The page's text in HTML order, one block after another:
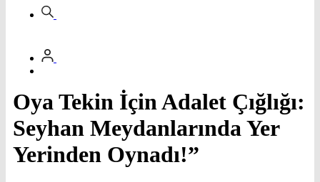
Oya Tekin İçin Adalet Çığlığı:
Seyhan Meydanlarında Yer
Yerinden Oynadı!”